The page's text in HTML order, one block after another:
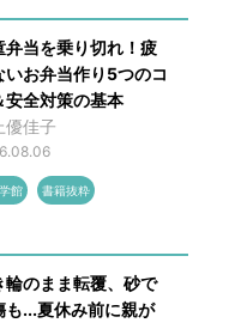
弁当を乗り切れ！疲
いお弁当作り5つのコ
安全対策の基本
優佳子
館 書籍抜粋
輪のまま転覆、砂で
も...夏休み前に親が